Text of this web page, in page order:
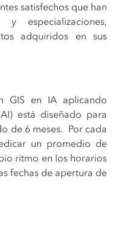
satisfechos que han
especializaciones,
adquiridos en sus
GIS en IA aplicando
está diseñado para
de 6 meses. Por cada
un promedio de
ritmo en los horarios
fechas de apertura de